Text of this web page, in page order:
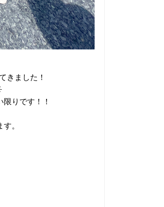
きました！
りです！！
。